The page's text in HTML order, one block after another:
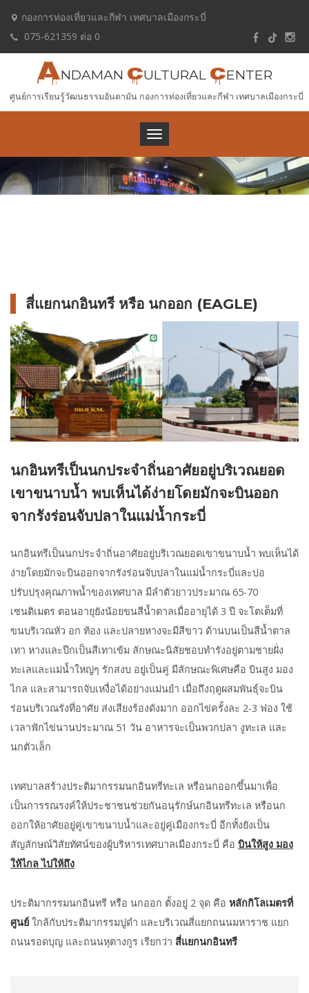
กองการท่องเที่ยวและกีฬา เทศบาลเมืองกระบี่
075-621359 ต่อ 0
ANDAMAN CULTURAL CENTER
ศูนย์การเรียนรู้วัฒนธรรมอันดามัน กองการท่องเที่ยวและกีฬา เทศบาลเมืองกระบี่
Toggle
สี่แยกนกอินทรี หรือ นกออก (EAGLE)
นกอินทรีเป็นนกประจำถิ่นอาศัยอยู่บริเวณยอด
เขาขนาบน้ำ พบเห็นได้ง่ายโดยมักจะบินออก
จากรังร่อนจับปลาในแม่น้ำกระบี่
นกอินทรีเป็นนกประจำถิ่นอาศัยอยู่บริเวณยอดเขาขนาบน้ำ พบเห็นได้
ง่ายโดยมักจะบินออกจากรังร่อนจับปลาในแม่น้ำกระบี่และบ่อ
ปรับปรุงคุณภาพน้ำของเทศบาล มีลำตัวยาวประมาณ 65-70
เซนติเมตร ตอนอายุยังน้อยขนสีน้ำตาลเมื่ออายุได้ 3 ปี จะโตเต็มที่
ขนบริเวณหัว อก ท้อง และปลายหางจะมีสีขาว ด้านบนเป็นสีน้ำตาล
เทา หางและปีกเป็นสีเทาเข้ม ลักษณะนิสัยชอบทำรังอยู่ตามชายฝั่ง
ทะเลและแม่น้ำใหญ่ๆ รักสงบ อยู่เป็นคู่ มีลักษณะพิเศษคือ บินสูง มอง
ไกล และสามารถจับเหงื่อได้อย่างแม่นยำ เมื่อถึงฤดูผสมพันธุ์จะบิน
ร่อนบริเวณรังที่อาศัย ส่งเสียงร้องดังมาก ออกไข่ครั้งละ 2-3 ฟอง ใช้
เวลาฟักไข่นานประมาณ 51 วัน อาหารจะเป็นพวกปลา งูทะเล และ
นกตัวเล็ก
เทศบาลสร้างประติมากรรมนกอินทรีทะเล หรือนกออกขึ้นมาเพื่อ
เป็นการรณรงค์ให้ประชาชนช่วยกันอนุรักษ์นกอินทรีทะเล หรือนก
ออกให้อาศัยอยู่คู่เขาขนาบน้ำและอยู่คู่เมืองกระบี่ อีกทั้งยังเป็น
สัญลักษณ์วิสัยทัศน์ของผู้บริหารเทศบาลเมืองกระบี่ คือ บินให้สูง มอง
ให้ไกล ไปให้ถึง
ประติมากรรมนกอินทรี หรือ นกออก ตั้งอยู่ 2 จุด คือ หลักกิโลเมตรที่
ศูนย์ ใกล้กับประติมากรรมปูดำ และบริเวณสี่แยกถนนมหาราช แยก
ถนนรอดบุญ และถนนหุตางกูร เรียกว่า สี่แยกนกอินทรี